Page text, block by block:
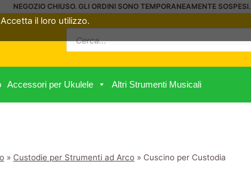
NEGOZIO CHIUSO. GLI ORDINI SONO TEMPORANEAMENTE SOSPESI.
Ricerca
prodotti
Accessori per Ukulele Altri Strumenti Musicali
» Custodie per Strumenti ad Arco » Cuscino per Custodia
il loro utilizzo.